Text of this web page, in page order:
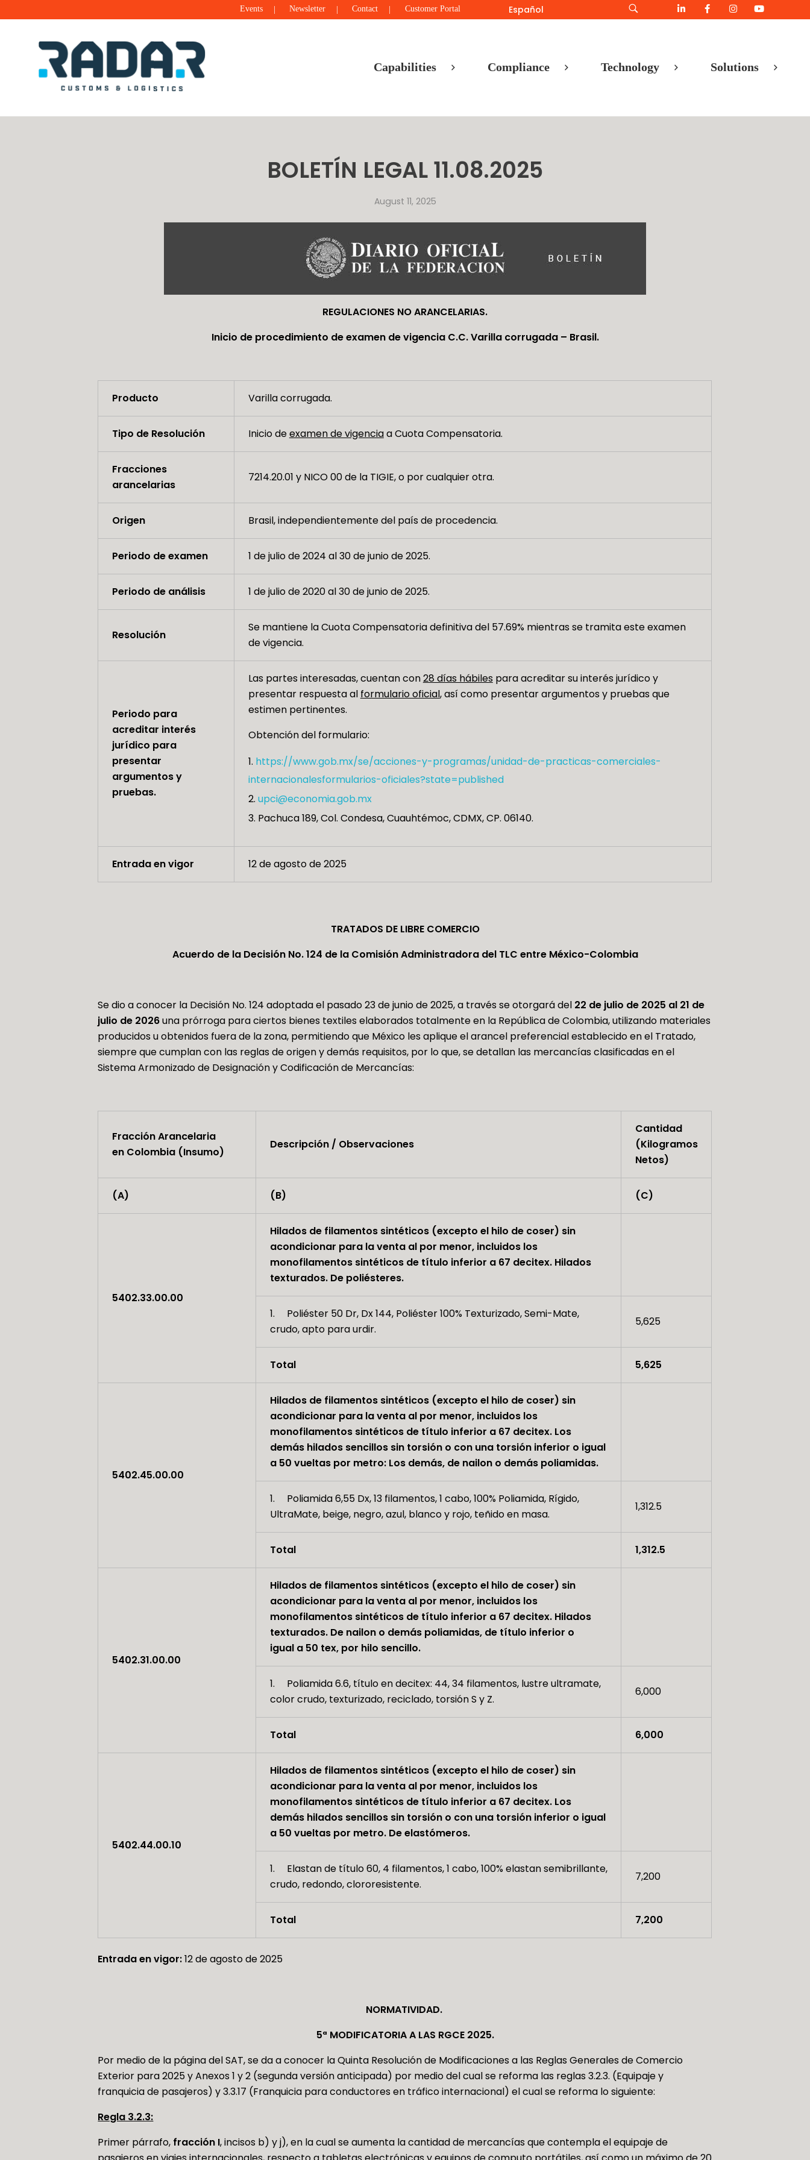
Events Newsletter Contact Customer Portal Español
Capabilities Compliance Technology Solutions
BOLETÍN LEGAL 11.08.2025
August 11, 2025
REGULACIONES NO ARANCELARIAS.
Inicio de procedimiento de examen de vigencia C.C. Varilla corrugada – Brasil.
Producto Varilla corrugada.
Tipo de Resolución Inicio deexamen de vigenciaa Cuota Compensatoria.
Fracciones
arancelarias
7214.20.01 y NICO 00 de la TIGIE, o por cualquier otra.
Origen Brasil, independientemente del país de procedencia.
Periodo de examen 1 de julio de 2024 al 30 de junio de 2025.
Periodo de análisis 1 de julio de 2020 al 30 de junio de 2025.
Resolución
Se mantiene la Cuota Compensatoria definitiva del 57.69% mientras se tramita este examen
de vigencia.
Periodo para
acreditar interés
jurídico para
presentar
argumentos y
pruebas.
Las partes interesadas, cuentan con28 días hábiles para acreditar su interés jurídico y
presentar respuesta al formulario oficial, así como presentar argumentos y pruebas que
estimen pertinentes.
Obtención del formulario:
https://www.gob.mx/se/acciones-y-programas/unidad-de-practicas-comerciales-
internacionalesformularios-oficiales?state=published
upci@economia.gob.mx
Pachuca 189, Col. Condesa, Cuauhtémoc, CDMX, CP. 06140.
Entrada en vigor 12 de agosto de 2025
TRATADOS DE LIBRE COMERCIO
Acuerdo de la Decisión No. 124 de la Comisión Administradora del TLC entre México-Colombia
Se dio a conocer la Decisión No. 124 adoptada el pasado 23 de junio de 2025, a través se otorgará del 22 de julio de 2025 al 21 de
julio de 2026una prórroga para ciertos bienes textiles elaborados totalmente en la República de Colombia, utilizando materiales
producidos u obtenidos fuera de la zona, permitiendo que México les aplique el arancel preferencial establecido en el Tratado,
siempre que cumplan con las reglas de origen y demás requisitos, por lo que, se detallan las mercancías clasificadas en el
Sistema Armonizado de Designación y Codificación de Mercancías:
Fracción Arancelaria
en Colombia (Insumo)
Descripción / Observaciones
Cantidad
(Kilogramos
Netos)
(A) (B) (C)
5402.33.00.00
Hilados de filamentos sintéticos (excepto el hilo de coser) sin
acondicionar para la venta al por menor, incluidos los
monofilamentos sintéticos de título inferior a 67 decitex. Hilados
texturados. De poliésteres.
1. Poliéster 50 Dr, Dx 144, Poliéster 100% Texturizado, Semi-Mate,
crudo, apto para urdir.
5,625
Total 5,625
5402.45.00.00
Hilados de filamentos sintéticos (excepto el hilo de coser) sin
acondicionar para la venta al por menor, incluidos los
monofilamentos sintéticos de título inferior a 67 decitex. Los
demás hilados sencillos sin torsión o con una torsión inferior o igual
a 50 vueltas por metro: Los demás, de nailon o demás poliamidas.
1. Poliamida 6,55 Dx, 13 filamentos, 1 cabo, 100% Poliamida, Rígido,
UltraMate, beige, negro, azul, blanco y rojo, teñido en masa.
1,312.5
Total 1,312.5
5402.31.00.00
Hilados de filamentos sintéticos (excepto el hilo de coser) sin
acondicionar para la venta al por menor, incluidos los
monofilamentos sintéticos de título inferior a 67 decitex. Hilados
texturados. De nailon o demás poliamidas, de título inferior o
igual a 50 tex, por hilo sencillo.
1. Poliamida 6.6, título en decitex: 44, 34 filamentos, lustre ultramate,
color crudo, texturizado, reciclado, torsión S y Z.
6,000
Total 6,000
5402.44.00.10
Hilados de filamentos sintéticos (excepto el hilo de coser) sin
acondicionar para la venta al por menor, incluidos los
monofilamentos sintéticos de título inferior a 67 decitex. Los
demás hilados sencillos sin torsión o con una torsión inferior o igual
a 50 vueltas por metro. De elastómeros.
1. Elastan de título 60, 4 filamentos, 1 cabo, 100% elastan semibrillante,
crudo, redondo, clororesistente.
7,200
Total 7,200
Entrada en vigor:12 de agosto de 2025
NORMATIVIDAD.
5ª MODIFICATORIA A LAS RGCE 2025.
Por medio de la página del SAT, se da a conocer la Quinta Resolución de Modificaciones a las Reglas Generales de Comercio
Exterior para 2025 y Anexos 1 y 2 (segunda versión anticipada) por medio del cual se reforma las reglas 3.2.3. (Equipaje y
franquicia de pasajeros) y 3.3.17 (Franquicia para conductores en tráfico internacional) el cual se reforma lo siguiente:
Regla 3.2.3:
Primer párrafo, fracción I, incisos b) y j), en la cual se aumenta la cantidad de mercancías que contempla el equipaje de